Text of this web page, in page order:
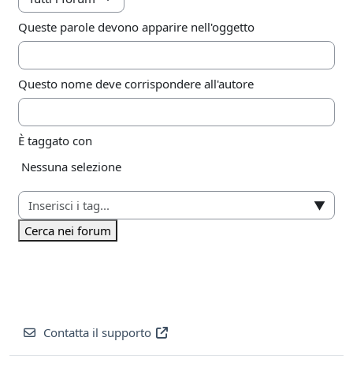
Queste parole devono apparire nell'oggetto
Questo nome deve corrispondere all'autore
È taggato con
Elementi selezionati:
Nessuna selezione
▼
Cerca nei forum
Contatta il supporto